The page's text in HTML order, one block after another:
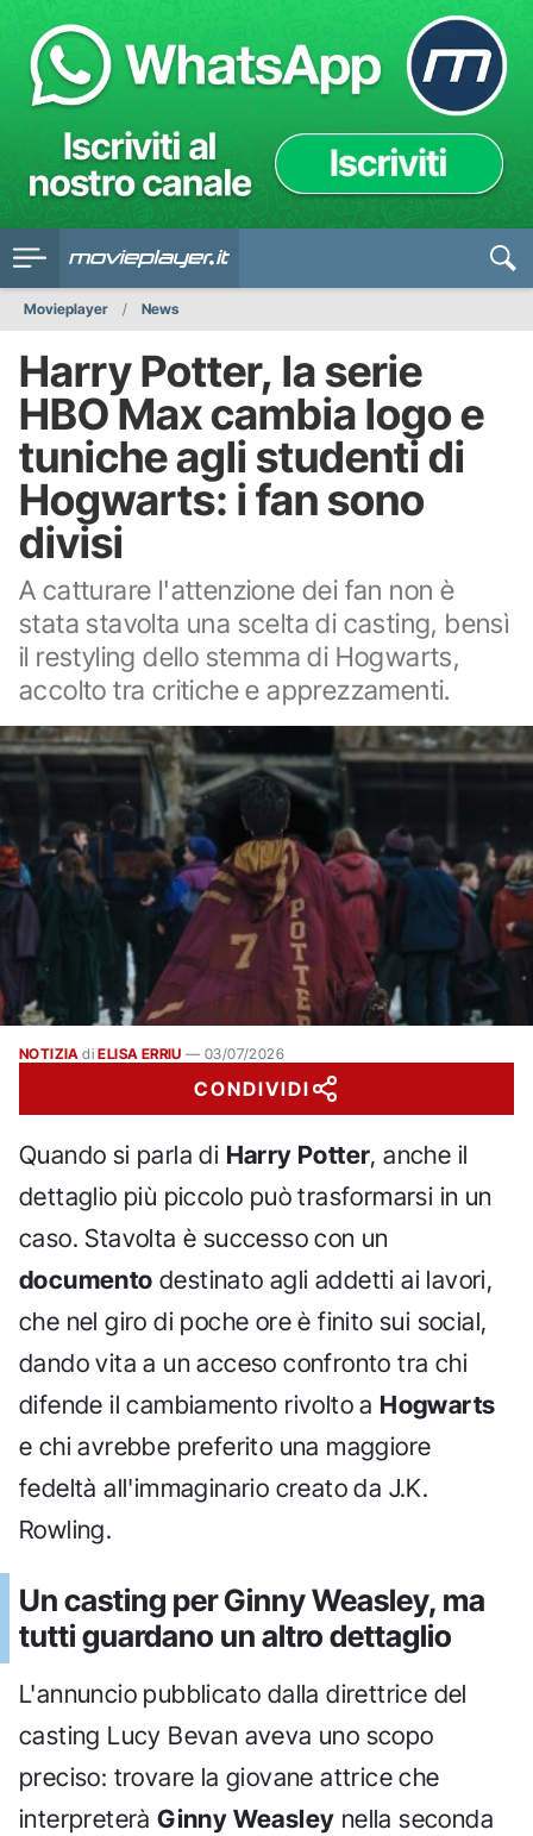
Movieplayer News
Harry Potter, la serie
HBO Max cambia logo e
tuniche agli studenti di
Hogwarts: i fan sono
divisi
A catturare l'attenzione dei fan non è
stata stavolta una scelta di casting, bensì
il restyling dello stemma di Hogwarts,
accolto tra critiche e apprezzamenti.
NOTIZIA di ELISA ERRIU —03/07/2026
CONDIVIDI
Quando si parla di Harry Potter, anche il
dettaglio più piccolo può trasformarsi in un
caso. Stavolta è successo con un
documento destinato agli addetti ai lavori,
che nel giro di poche ore è finito sui social,
dando vita a un acceso confronto tra chi
difende il cambiamento rivolto a Hogwarts
e chi avrebbe preferito una maggiore
fedeltà all'immaginario creato da J.K.
Rowling.
Un casting per Ginny Weasley, ma
tutti guardano un altro dettaglio
L'annuncio pubblicato dalla direttrice del
casting Lucy Bevan aveva uno scopo
preciso: trovare la giovane attrice che
interpreteràGinny Weasley nella seconda